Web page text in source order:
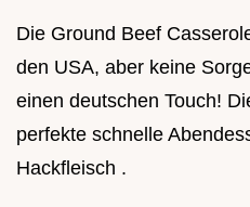
Die Ground Beef
den USA, aber keine
einen deutschen Touch!
perfekte schnelle
Hackfleisch .